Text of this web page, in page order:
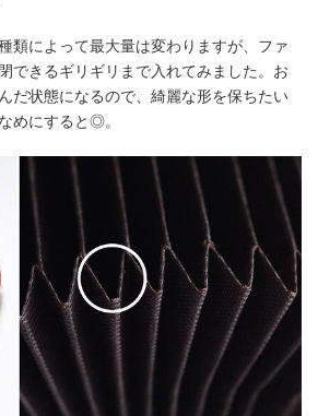
類によって最大量は変わりますが、ファ
できるギリギリまで入れてみました。お
だ状態になるので、綺麗な形を保ちたい
めにすると◎。